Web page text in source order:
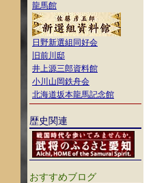
龍馬館
日野新選組同好会
旧前川邸
井上源三郎資料館
小川山岡鉄舟会
北海道坂本龍馬記念館
歴史関連
おすすめブログ